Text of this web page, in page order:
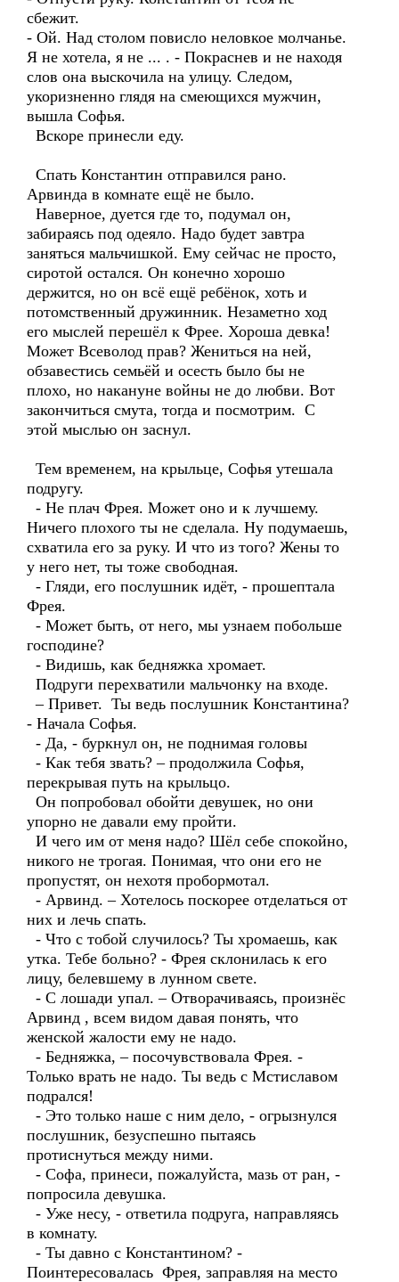
сбежит.
- Ой. Над столом повисло неловкое молчанье.
Я не хотела, я не ... . - Покраснев и не находя
слов она выскочила на улицу. Следом,
укоризненно глядя на смеющихся мужчин,
вышла Софья.
Вскоре принесли еду.
Спать Константин отправился рано.
Арвинда в комнате ещё не было.
Наверное, дуется где то, подумал он,
забираясь под одеяло. Надо будет завтра
заняться мальчишкой. Ему сейчас не просто,
сиротой остался. Он конечно хорошо
держится, но он всё ещё ребёнок, хоть и
потомственный дружинник. Незаметно ход
его мыслей перешёл к Фрее. Хороша девка!
Может Всеволод прав? Жениться на ней,
обзавестись семьёй и осесть было бы не
плохо, но накануне войны не до любви. Вот
закончиться смута, тогда и посмотрим. С
этой мыслью он заснул.
Тем временем, на крыльце, Софья утешала
подругу.
- Не плач Фрея. Может оно и к лучшему.
Ничего плохого ты не сделала. Ну подумаешь,
схватила его за руку. И что из того? Жены то
у него нет, ты тоже свободная.
- Гляди, его послушник идёт, - прошептала
Фрея.
- Может быть, от него, мы узнаем побольше
господине?
- Видишь, как бедняжка хромает.
Подруги перехватили мальчонку на входе.
– Привет. Ты ведь послушник Константина?
- Начала Софья.
- Да, - буркнул он, не поднимая головы
- Как тебя звать? – продолжила Софья,
перекрывая путь на крыльцо.
Он попробовал обойти девушек, но они
упорно не давали ему пройти.
И чего им от меня надо? Шёл себе спокойно,
никого не трогая. Понимая, что они его не
пропустят, он нехотя пробормотал.
- Арвинд. – Хотелось поскорее отделаться от
них и лечь спать.
- Что с тобой случилось? Ты хромаешь, как
утка. Тебе больно? - Фрея склонилась к его
лицу, белевшему в лунном свете.
- С лошади упал. – Отворачиваясь, произнёс
Арвинд , всем видом давая понять, что
женской жалости ему не надо.
- Бедняжка, – посочувствовала Фрея. -
Только врать не надо. Ты ведь с Мстиславом
подрался!
- Это только наше с ним дело, - огрызнулся
послушник, безуспешно пытаясь
протиснуться между ними.
- Софа, принеси, пожалуйста, мазь от ран, -
попросила девушка.
- Уже несу, - ответила подруга, направляясь
в комнату.
- Ты давно с Константином? -
Поинтересовалась Фрея, заправляя на место